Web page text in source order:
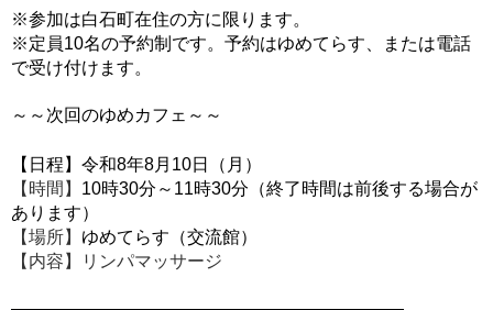
※参加は白石町在住の方に限ります。
※定員10名の予約制です。予約はゆめてらす、または電話
で受け付けます。
～～次回のゆめカフェ～～
【日程】令和8年8月10日（月）
【時間】 10時30分～11時30分（終了時間は前後する場合が
あります）
【場所】 ゆめてらす（交流館）
【内容】リンパマッサージ